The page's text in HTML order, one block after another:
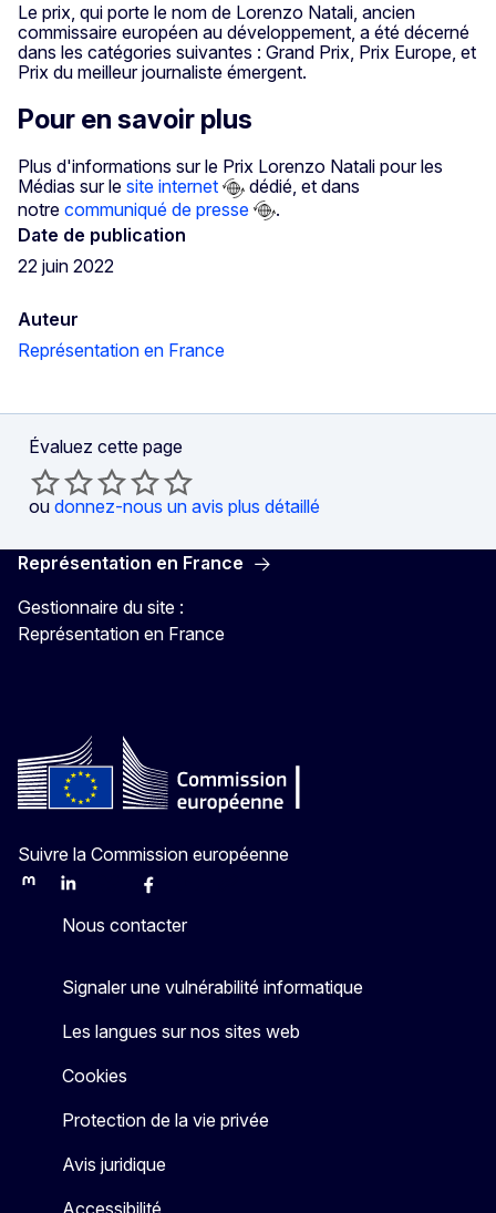
Le prix, qui porte le nom de Lorenzo Natali, ancien
commissaire européen au développement, a été décerné
dans les catégories suivantes : Grand Prix, Prix Europe, et
Prix du meilleur journaliste émergent.
Pour en savoir plus
Plus d'informations sur le Prix Lorenzo Natali pour les
Médias sur le site internet
dédié, et dans
notre communiqué de presse
.
Date de publication
22 juin 2022
Auteur
Représentation en France
Évaluez cette page
ou donnez-nous un avis plus détaillé
Représentation en France
Gestionnaire du site :
Représentation en France
Suivre la Commission européenne
MastodonLinkedInBlueskyFacebook
Nous contacter
Signaler une vulnérabilité informatique
Les langues sur nos sites web
Cookies
Protection de la vie privée
Avis juridique